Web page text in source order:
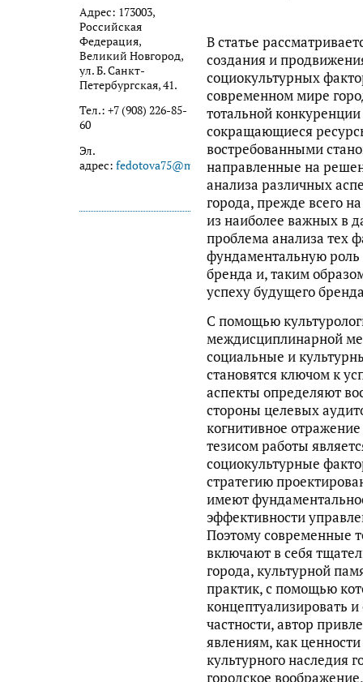
Адрес: 173003,
Российская
Федерация,
Великий Новгород,
ул. Б. Санкт-
Петербургская, 41.
Тел.: +7 (908) 226-85-
60
Эл.
адрес: fedotova75@mail.ru
В статье
создания и
социокультурных
современном мире
тотальной
сокращающиеся
востребованными
направленные на
анализа различных
города, прежде всего
из наиболее важных в
проблема анализа тех
фундаментальную роль
бренда и, таким
успеху будущего
С помощью
междисциплинарной
социальные и
становятся ключом к
аспекты определяют
стороны целевых
когнитивное
тезисом работы
социокультурные
стратегию
имеют
эффективности
Поэтому современные
включают в себя
города, культурной
практик, с помощью
концептуализировать
частности, автор
явлениям, как
культурного наследия
городское